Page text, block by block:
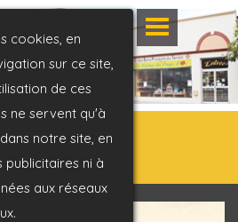
cookies, en
sur ce site,
de ces
ne servent qu'à
notre site, en
publicitaires ni à
aux réseaux